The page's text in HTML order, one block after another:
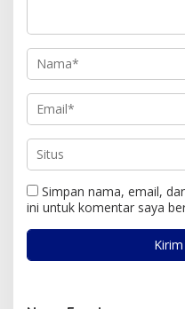
Simpan nama, email,
ini untuk komentar saya